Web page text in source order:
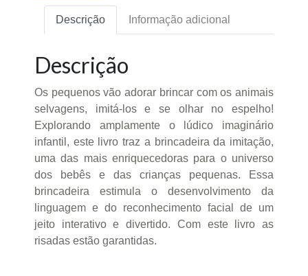
Descrição Informação adicional
Descrição
Os pequenos vão adorar brincar com os animais
selvagens, imitá-los e se olhar no espelho!
Explorando amplamente o lúdico imaginário
infantil, este livro traz a brincadeira da imitação,
uma das mais enriquecedoras para o universo
dos bebês e das crianças pequenas. Essa
brincadeira estimula o desenvolvimento da
linguagem e do reconhecimento facial de um
jeito interativo e divertido. Com este livro as
risadas estão garantidas.